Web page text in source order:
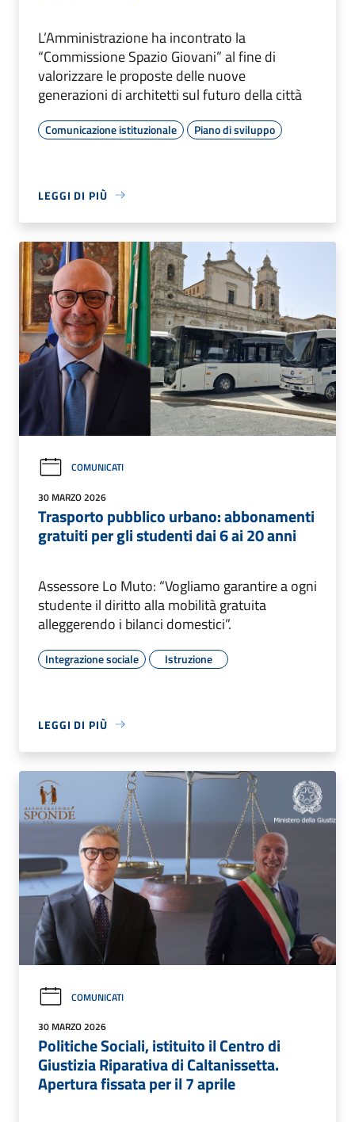
L’Amministrazione ha incontrato la
“Commissione Spazio Giovani” al fine di
valorizzare le proposte delle nuove
generazioni di architetti sul futuro della città
Comunicazione istituzionale Piano di sviluppo
LEGGI DI PIÙ
COMUNICATI
30 MARZO 2026
Trasporto pubblico urbano: abbonamenti
gratuiti per gli studenti dai 6 ai 20 anni
Assessore Lo Muto: “Vogliamo garantire a ogni
studente il diritto alla mobilità gratuita
alleggerendo i bilanci domestici”.
Integrazione sociale Istruzione
LEGGI DI PIÙ
COMUNICATI
30 MARZO 2026
Politiche Sociali, istituito il Centro di
Giustizia Riparativa di Caltanissetta.
Apertura fissata per il 7 aprile